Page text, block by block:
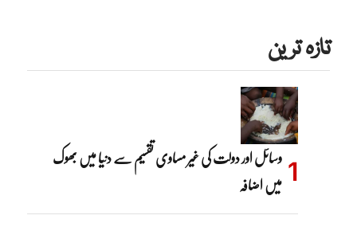
تازہ ترین
وسائل اور دولت کی غیر مساوی تقسیم سے دنیا میں بھوک
میں اضافہ